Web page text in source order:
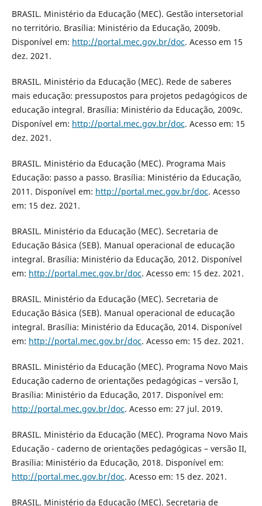
BRASIL. Ministério da Educação (MEC). Gestão intersetorial
no território. Brasília: Ministério da Educação, 2009b.
Disponível em: http://portal.mec.gov.br/doc. Acesso em 15
dez. 2021.
BRASIL. Ministério da Educação (MEC). Rede de saberes
mais educação: pressupostos para projetos pedagógicos de
educação integral. Brasília: Ministério da Educação, 2009c.
Disponível em: http://portal.mec.gov.br/doc. Acesso em: 15
dez. 2021.
BRASIL. Ministério da Educação (MEC). Programa Mais
Educação: passo a passo. Brasília: Ministério da Educação,
2011. Disponível em: http://portal.mec.gov.br/doc. Acesso
em: 15 dez. 2021.
BRASIL. Ministério da Educação (MEC). Secretaria de
Educação Básica (SEB). Manual operacional de educação
integral. Brasília: Ministério da Educação, 2012. Disponível
em: http://portal.mec.gov.br/doc. Acesso em: 15 dez. 2021.
BRASIL. Ministério da Educação (MEC). Secretaria de
Educação Básica (SEB). Manual operacional de educação
integral. Brasília: Ministério da Educação, 2014. Disponível
em: http://portal.mec.gov.br/doc. Acesso em: 15 dez. 2021.
BRASIL. Ministério da Educação (MEC). Programa Novo Mais
Educação caderno de orientações pedagógicas – versão I,
Brasília: Ministério da Educação, 2017. Disponível em:
http://portal.mec.gov.br/doc. Acesso em: 27 jul. 2019.
BRASIL. Ministério da Educação (MEC). Programa Novo Mais
Educação - caderno de orientações pedagógicas – versão II,
Brasília: Ministério da Educação, 2018. Disponível em:
http://portal.mec.gov.br/doc. Acesso em: 15 dez. 2021.
BRASIL. Ministério da Educação (MEC). Secretaria de